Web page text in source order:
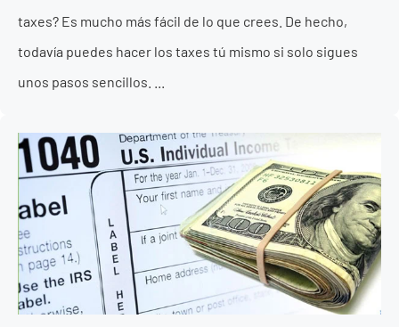
taxes? Es mucho más fácil de lo que crees. De hecho,
todavía puedes hacer los taxes tú mismo si solo sigues
unos pasos sencillos. ...